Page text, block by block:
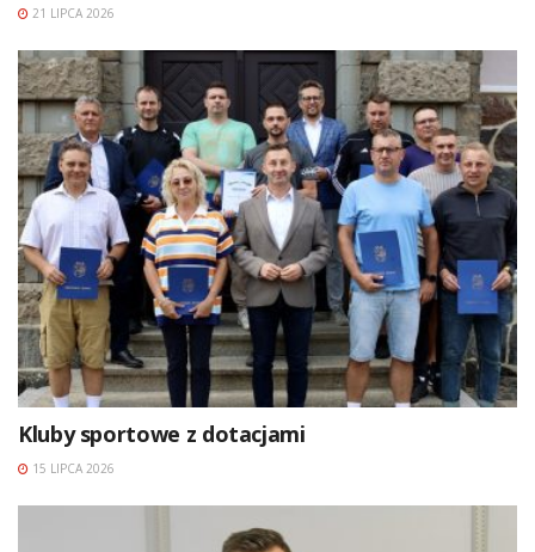
21 LIPCA 2026
Kluby sportowe z dotacjami
15 LIPCA 2026